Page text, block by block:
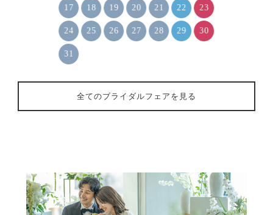
17 18 19 20 21 22 23
24 25 26 27 28 29 30
31
全てのブライダルフェアを見る